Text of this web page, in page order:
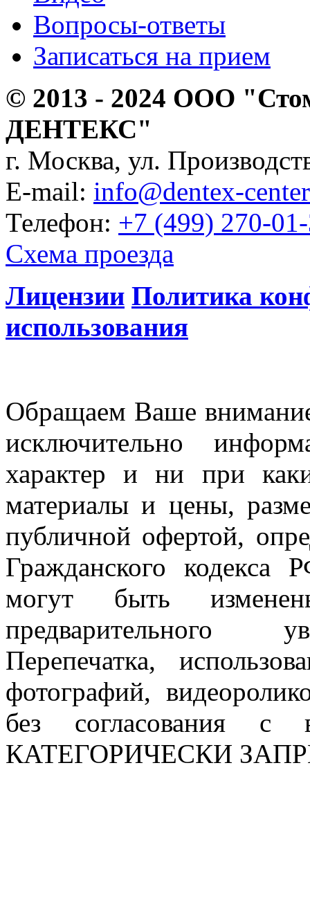
Вопросы-ответы
Записаться на прием
© 2013 - 2024 ООО
ДЕНТЕКС"
г. Москва, ул.
E-mail: info@dentex-
Телефон: +7 (499) 270-
Схема проезда
Лицензии Политика
использования
Обращаем Ваше
исключительно
характер и ни при
материалы и цены,
публичной офертой,
Гражданского
могут быть
предварительного
Перепечатка,
фотографий,
без согласования с
КАТЕГОРИЧЕСКИ